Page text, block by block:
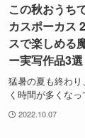
この秋おうち
カスポーカス
スで楽しめる
ー実写作品3選
猛暑の夏も終わ
く時間が多くな
2022.10.07